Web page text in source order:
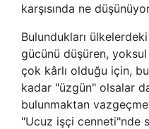
karşısında ne
Bulundukları
gücünü düşüren,
çok kârlı olduğu için,
kadar "üzgün" olsalar
bulunmaktan
"Ucuz işçi cenneti"nde